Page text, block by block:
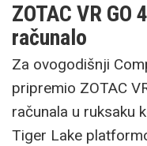
ZOTAC VR
računalo
Za ovogodišnji
pripremio ZOTAC
računala u ruksaku
Tiger Lake